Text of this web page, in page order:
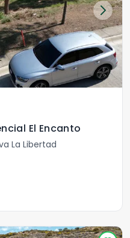
El Encanto
La Libertad